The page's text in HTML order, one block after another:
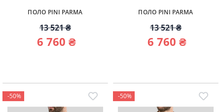
ПОЛО PINI PARMA
13 521 ₴
6 760 ₴
ПОЛО PINI PARMA
13 521 ₴
6 760 ₴
-50% -50%